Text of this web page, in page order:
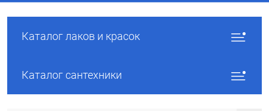
Каталог лаков и красок
Каталог сантехники